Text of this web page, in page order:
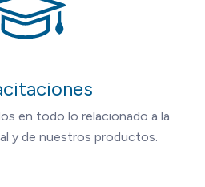
en todo lo relacionado a la
y de nuestros productos.